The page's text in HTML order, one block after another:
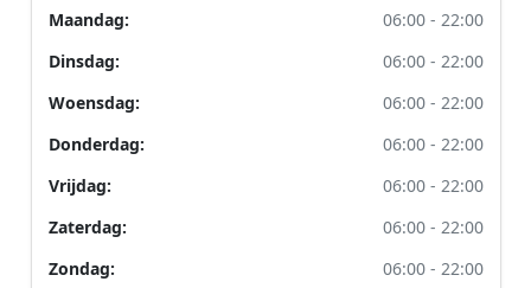
Maandag:
06:00 - 22:00
Dinsdag:
06:00 - 22:00
Woensdag:
06:00 - 22:00
Donderdag:
06:00 - 22:00
Vrijdag:
06:00 - 22:00
Zaterdag:
06:00 - 22:00
Zondag:
06:00 - 22:00